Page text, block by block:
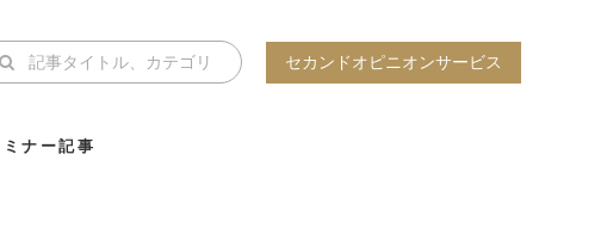
セカンドオピニオンサービス
ナー記事